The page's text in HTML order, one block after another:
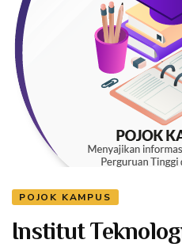
POJOK KAMPUS
Institut